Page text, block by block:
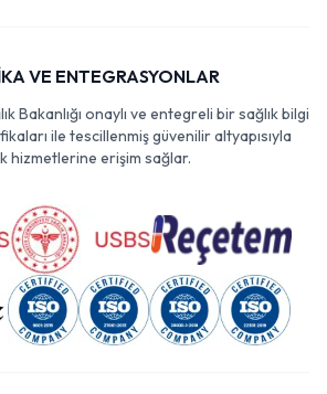
VE ENTEGRASYONLAR
Bakanlığı onaylı ve entegreli bir sağlık bilgi
ile tescillenmiş güvenilir altyapısıyla
hizmetlerine erişim sağlar.